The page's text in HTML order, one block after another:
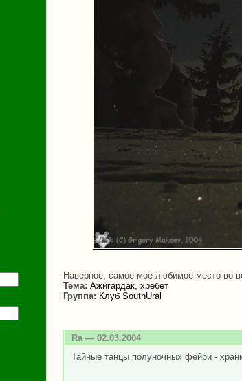
Наверное, самое мое любимое место во
Тема: Ажигардак, хребет
Группа: Клуб SouthUral
Ra— 02.03.2004
Тайные танцы полуночных фейри -